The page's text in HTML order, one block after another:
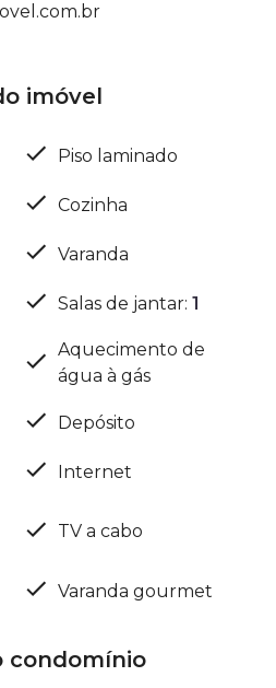
imóvel
Piso laminado
Cozinha
Varanda
Salas de jantar: 1
Aquecimento de
água à gás
Depósito
Internet
TV a cabo
Varanda gourmet
condomínio